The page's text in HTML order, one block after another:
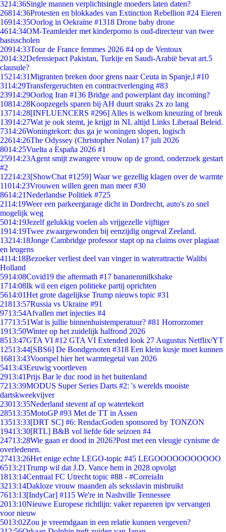
3214:36Single mannen verplichtsingle moeders laten daten?
26814:36Protesten en blokkades van Extinction Rebellion #24 Eieren
16914:35Oorlog in Oekraïne #1318 Drone baby drone
4614:34OM-Teamleider met kinderporno is oud-directeur van twee
basisscholen
20914:33Tour de France femmes 2026 #4 op de Ventoux
2014:32Defensiepact Pakistan, Turkije en Saudi-Arabië bevat art.5
clausule?
15214:31Migranten breken door grens naar Ceuta in Spanje,l #10
3114:29Transfergeruchten en contractverlenging #83
23914:29Oorlog Iran #136 Bridge and powerplant day incoming?
10814:28Koopzegels sparen bij AH duurt straks 2x zo lang
13714:28[INFLUENCERS #296] Alles is welkom kneuzing of breuk
13914:27Wat je ook stemt, je krijgt in NL altijd Links Liberaal Beleid.
7314:26Woningtekort: dus ga je woningen slopen, logisch
22614:26The Odyssey (Christopher Nolan) 17 juli 2026
8014:25Vuelta a España 2026 #1
25914:23Agent smijt zwangere vrouw op de grond, onderzoek gestart
#2
12214:23[ShowChat #1259] Waar we gezellig klagen over de warmte
11014:23Vrouwen willen geen man meer #30
8614:21Nederlandse Politiek #725
2114:19Weer een parkeergarage dicht in Dordrecht, auto's zo snel
mogelijk weg
5014:19Jezelf gelukkig voelen als vrijgezelle vijftiger
1914:19Twee zwaargewonden bij eenzijdig ongeval Zeeland.
13214:18Jonge Cambridge professor stapt op na claims over plagiaat
en leugens
4114:18Bezoeker verliest deel van vinger in waterattractie Walibi
Holland
5914:08Covid19 the aftermath #17 bananenmilkshake
1714:08Ik wil een eigen politieke partij oprichten
5614:01Het grote dagelijkse Trump nieuws topic #31
21813:57Russia vs Ukraine #91
9713:54Afvallen met injecties #4
17713:51Wat is jullie binnenhuistemperatuur? #81 Horrorzomer
1913:50Winter op het zuidelijk halfrond 2026
8513:47GTA VI #12 GTA VI Extended look 27 Augustus Netflix/YT
12513:44[SBS6] De Bondgenoten #318 Een klein kusje moet kunnen
16813:43Voorspel hier het warmtegetal van 2026
5413:43Eeuwig voortleven
2913:41Prijs Bar le duc rood in het buitenland
7213:39MODUS Super Series Darts #2: 's werelds mooiste
dartskweekvijver
23013:35Nederland stevent af op watertekort
28513:35MotoGP #93 Met de TT in Assen
13513:33[DRT SC] #6: RendacGoden sponsored by TONZON
19413:30[RTL] B&B vol liefde 6de seizoen #4
24713:28Wie gaan er dood in 2026?Post met een vleugje cynisme de
overledenen.
27413:26Het enige echte LEGO-topic #45 LEGOOOOOOOOOOO
6513:21Trump wil dat J.D. Vance hem in 2028 opvolgt
1813:14Centraal FC Utrecht topic #88 - #CorreiaIn
3213:14Dakloze vrouw maanden als seksslavin misbruikt
7613:13[IndyCar] #115 We're in Nashville Tennessee
2013:10Nieuwe Europese richtlijn: vaker repareren ipv vervangen
voor nieuw
5013:02Zou je vreemdgaan in een relatie kunnen vergeven?